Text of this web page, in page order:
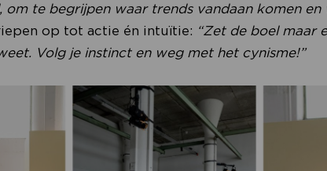
om te begrijpen waar trends vandaan komen en
op tot actie én intuïtie: “Zet de boel maar
Volg je instinct en weg met het cynisme!”